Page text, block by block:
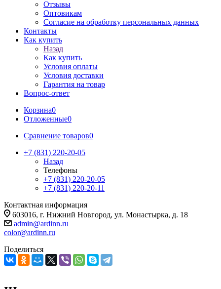
Отзывы
Оптовикам
Cогласие на обработку персональных данных
Контакты
Как купить
Назад
Как купить
Условия оплаты
Условия доставки
Гарантия на товар
Вопрос-ответ
Корзина0
Отложенные0
Сравнение товаров0
+7 (831) 220-20-05
Назад
Телефоны
+7 (831) 220-20-05
+7 (831) 220-20-11
Контактная информация
603016, г. Нижний Новгород, ул. Монастырка, д. 18
admin@ardinn.ru
color@ardinn.ru
Поделиться